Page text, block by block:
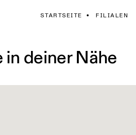
STARTSEITE FILIALEN
in deiner Nähe